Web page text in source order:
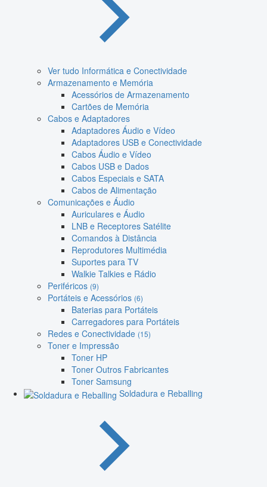
Ver tudo Informática e Conectividade
Armazenamento e Memória
Acessórios de Armazenamento
Cartões de Memória
Cabos e Adaptadores
Adaptadores Áudio e Vídeo
Adaptadores USB e Conectividade
Cabos Áudio e Vídeo
Cabos USB e Dados
Cabos Especiais e SATA
Cabos de Alimentação
Comunicações e Áudio
Auriculares e Áudio
LNB e Receptores Satélite
Comandos à Distância
Reprodutores Multimédia
Suportes para TV
Walkie Talkies e Rádio
Periféricos (9)
Portáteis e Acessórios (6)
Baterias para Portáteis
Carregadores para Portáteis
Redes e Conectividade (15)
Toner e Impressão
Toner HP
Toner Outros Fabricantes
Toner Samsung
Soldadura e Reballing